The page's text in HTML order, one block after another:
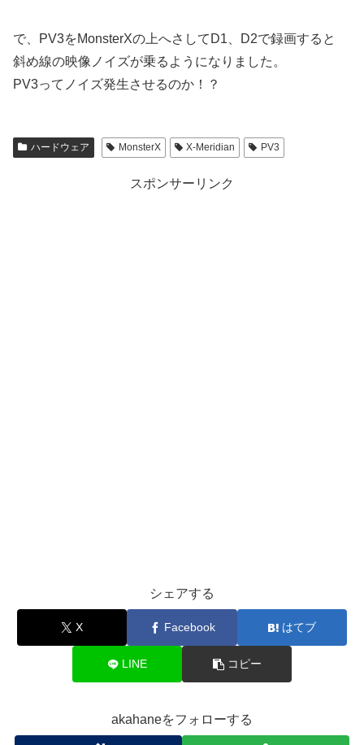
で、PV3をMonsterXの上へさしてD1、D2で録画すると
斜め線の映像ノイズが乗るようになりました。
PV3ってノイズ発生させるのか！？
ハードウェア MonsterX X-Meridian PV3
スポンサーリンク
シェアする
X Facebook はてブ
LINE コピー
akahaneをフォローする